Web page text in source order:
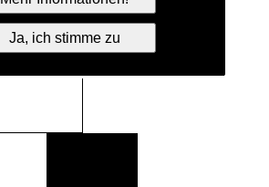
Ja, ich stimme zu